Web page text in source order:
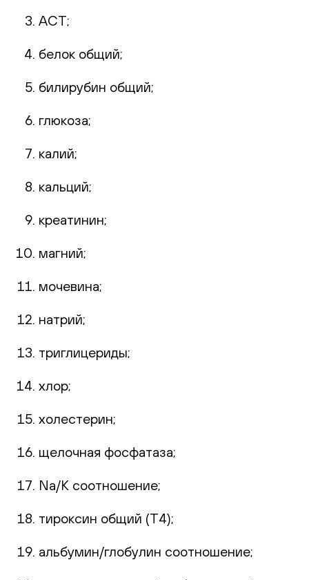
АСТ;
белок общий;
билирубин общий;
глюкоза;
калий;
кальций;
креатинин;
магний;
мочевина;
натрий;
триглицериды;
хлор;
холестерин;
щелочная фосфатаза;
Na/K соотношение;
тироксин общий (Т4);
альбумин/глобулин соотношение;